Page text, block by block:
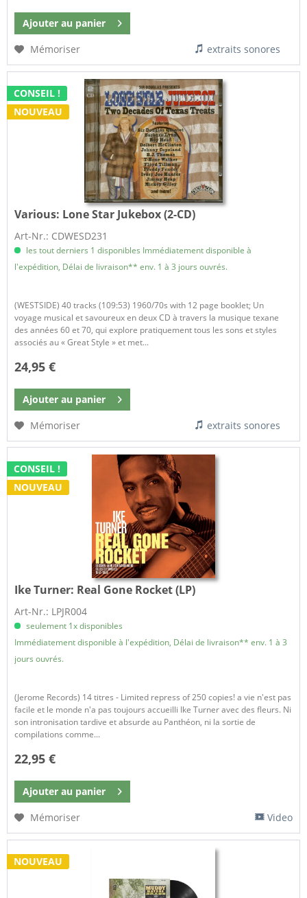
Ajouter au panier
Mémoriser
extraits sonores
CONSEIL !
NOUVEAU
Various: Lone Star Jukebox (2-CD)
Art-Nr.: CDWESD231
les tout derniers 1 disponibles Immédiatement disponible à
l'expédition, Délai de livraison** env. 1 à 3 jours ouvrés.
(WESTSIDE) 40 tracks (109:53) 1960/70s with 12 page booklet; Un
voyage musical et savoureux en deux CD à travers la musique texane
des années 60 et 70, qui explore pratiquement tous les sons et styles
associés au « Great Style » et met...
24,95 €
Ajouter au panier
Mémoriser
extraits sonores
CONSEIL !
NOUVEAU
Ike Turner: Real Gone Rocket (LP)
Art-Nr.: LPJR004
seulement 1x disponibles
Immédiatement disponible à l'expédition, Délai de livraison** env. 1 à 3
jours ouvrés.
(Jerome Records) 14 titres - Limited repress of 250 copies! a vie n'est pas
facile et le monde n'a pas toujours accueilli Ike Turner avec des fleurs. Ni
son intronisation tardive et absurde au Panthéon, ni la sortie de
compilations comme...
22,95 €
Ajouter au panier
Mémoriser
Video
NOUVEAU